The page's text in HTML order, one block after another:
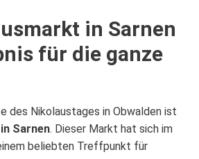
in Sarnen
für die ganze
des Nikolaustages in Obwalden ist
Sarnen. Dieser Markt hat sich im
beliebten Treffpunkt für